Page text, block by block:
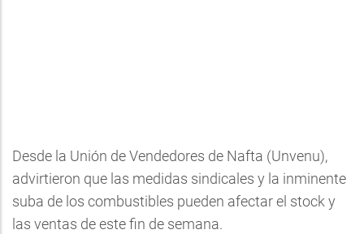
Desde la Unión de Vendedores de Nafta (Unvenu),
advirtieron que las medidas sindicales y la inminente
suba de los combustibles pueden afectar el stock y
las ventas de este fin de semana.